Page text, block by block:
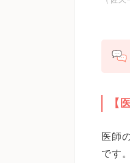
【
医師
です。